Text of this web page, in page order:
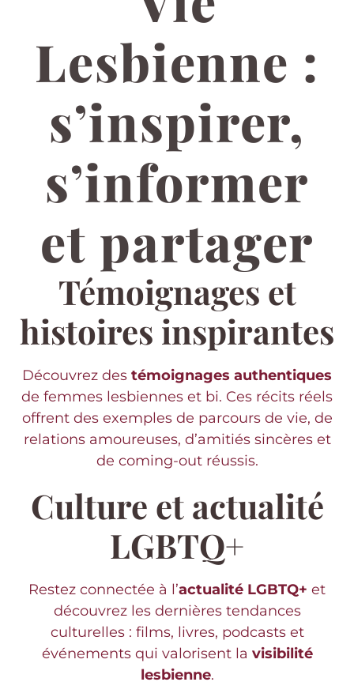
Lesbienne :
s’inspirer,
s’informer
et partager
Témoignages et
histoires inspirantes
Découvrez des témoignages authentiques
de femmes lesbiennes et bi. Ces récits réels
offrent des exemples de parcours de vie, de
relations amoureuses, d’amitiés sincères et
de coming-out réussis.
Culture et actualité
LGBTQ+
Restez connectée à l’actualité LGBTQ+ et
découvrez les dernières tendances
culturelles : films, livres, podcasts et
événements qui valorisent la visibilité
lesbienne.